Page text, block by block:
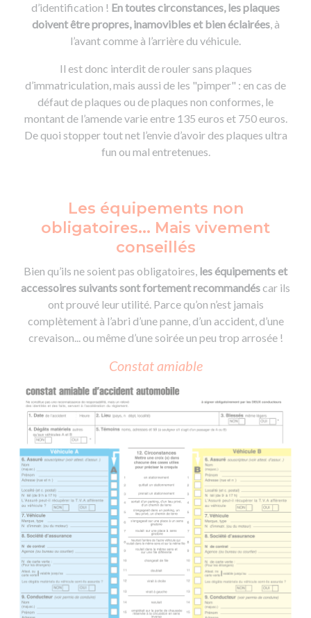
d’identification ! En toutes circonstances, les plaques
doivent être propres, inamovibles et bien éclairées, à
l’avant comme à l’arrière du véhicule.
Il est donc interdit de rouler sans plaques
d’immatriculation, mais aussi de les "pimper" : en cas de
défaut de plaques ou de plaques non conformes, le
montant de l’amende varie entre 135 euros et 750 euros.
De quoi stopper tout net l’envie d’avoir des plaques ultra
fun ou mal entretenues.
Les équipements non
obligatoires... Mais vivement
conseillés
Bien qu’ils ne soient pas obligatoires, les équipements et
accessoires suivants sont fortement recommandéscar ils
ont prouvé leur utilité. Parce qu’on n’est jamais
complètement à l’abri d’une panne, d’un accident, d’une
crevaison... ou même d’une soirée un peu trop arrosée !
Constat amiable